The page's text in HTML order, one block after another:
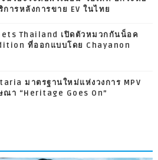
การหลังการขาย EV ในไทย
Thailand เปิดตัวหมวกกันน็อค
ที่ออกแบบโดย Chayanon
มาตรฐานใหม่แห่งวงการ MPV
า “Heritage Goes On”